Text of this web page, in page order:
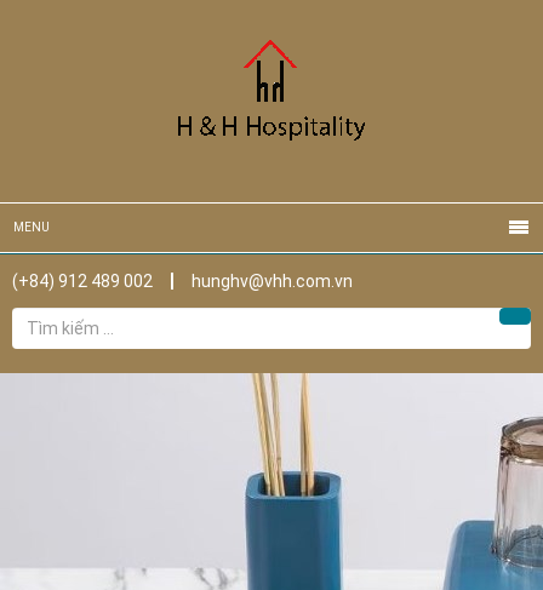
MENU
(+84) 912 489 002
hunghv@vhh.com.vn
Tìm
kiếm
cho: